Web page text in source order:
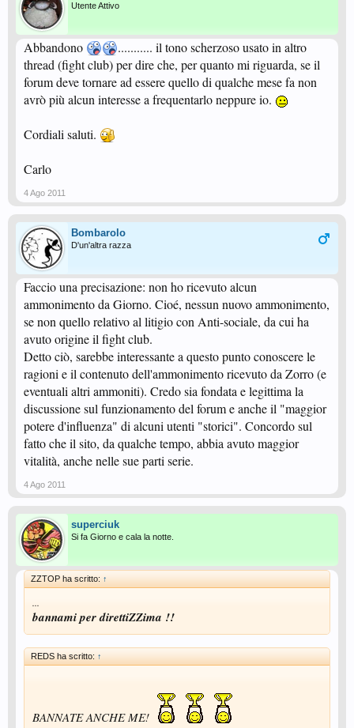
Utente Attivo
Abbandono
........... il tono scherzoso usato in altro
thread (fight club) per dire che, per quanto mi riguarda, se il
forum deve tornare ad essere quello di qualche mese fa non
avrò più alcun interesse a frequentarlo neppure io.
Cordiali saluti.
Carlo
4 Ago 2011
Bombarolo
D'un'altra razza
Faccio una precisazione: non ho ricevuto alcun
ammonimento da Giorno. Cioé, nessun nuovo ammonimento,
se non quello relativo al litigio con Anti-sociale, da cui ha
avuto origine il fight club.
Detto ciò, sarebbe interessante a questo punto conoscere le
ragioni e il contenuto dell'ammonimento ricevuto da Zorro (e
eventuali altri ammoniti). Credo sia fondata e legittima la
discussione sul funzionamento del forum e anche il "maggior
potere d'influenza" di alcuni utenti "storici". Concordo sul
fatto che il sito, da qualche tempo, abbia avuto maggior
vitalità, anche nelle sue parti serie.
4 Ago 2011
superciuk
Si fa Giorno e cala la notte.
ZZTOP ha scritto: ↑
...
bannami per direttiZZima !!
REDS ha scritto: ↑
BANNATE ANCHE ME!